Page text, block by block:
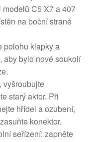
C5 X7 a 407
na boční straně
polohu klapky a
aby bylo nové soukolí
vyšroubujte
starý aktor. Při
hřídel a ozubení,
konektor.
seřízení: zapněte